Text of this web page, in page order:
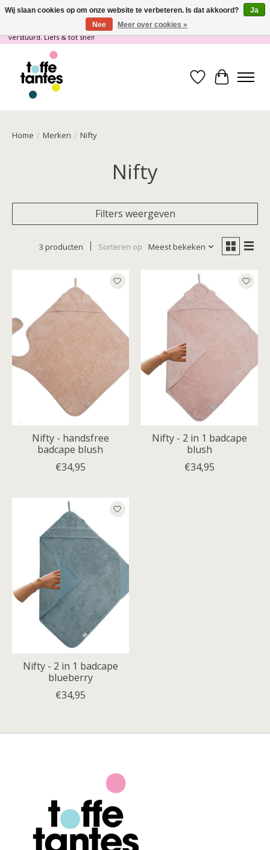
Wij gaan op vakantie! vanaf 4 juli t/m 21 juli worden er geen pakketjes
verstuurd. Liefs & tot snel!
Verlanglijst
Home / Merken / Nifty
Nifty
Filters weergeven
3 producten Sorteren op Meest bekeken
Nifty - handsfree
badcape blush
€34,95
Nifty - 2 in 1 badcape
blush
€34,95
Nifty - 2 in 1 badcape
blueberry
€34,95
Wij slaan cookies op om onze website te verbeteren. Is dat akkoord?
Ja
Nee
Meer over cookies »